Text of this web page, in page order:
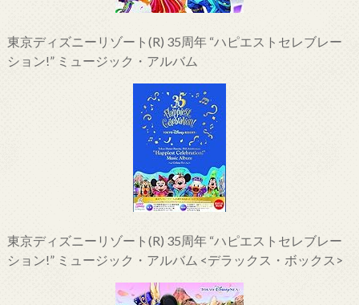
東京ディズニーリゾート(R) 35周年 “ハピエストセレブレー
ション!” ミュージック・アルバム
東京ディズニーリゾート(R) 35周年 “ハピエストセレブレー
ション!” ミュージック・アルバム <デラックス・ボックス>